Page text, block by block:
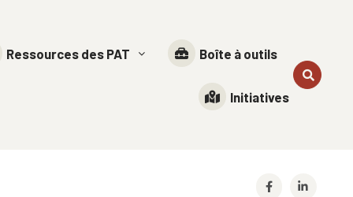
Ressources des PAT Boîte à outils
Initiatives